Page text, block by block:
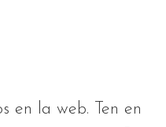
en la web. Ten en